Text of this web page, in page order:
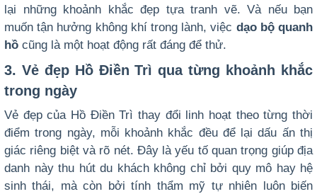
lại những khoảnh khắc đẹp tựa tranh vẽ. Và nếu bạn
muốn tận hưởng không khí trong lành, việc dạo bộ quanh
hồ cũng là một hoạt động rất đáng để thử.
3. Vẻ đẹp Hồ Điền Trì qua từng khoảnh khắc
trong ngày
Vẻ đẹp của Hồ Điền Trì thay đổi linh hoạt theo từng thời
điểm trong ngày, mỗi khoảnh khắc đều để lại dấu ấn thị
giác riêng biệt và rõ nét. Đây là yếu tố quan trọng giúp địa
danh này thu hút du khách không chỉ bởi quy mô hay hệ
sinh thái, mà còn bởi tính thẩm mỹ tự nhiên luôn biến